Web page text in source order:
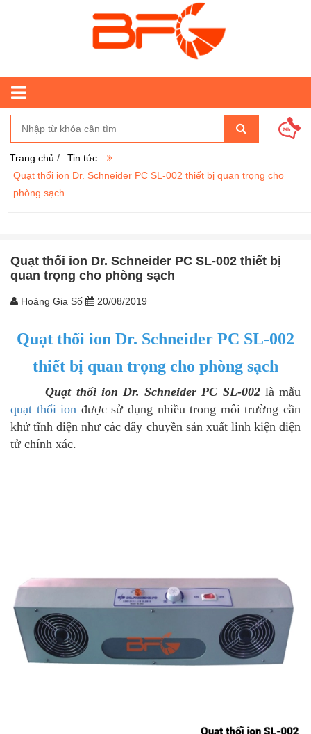
Trang chủ /
Tin tức
Quạt thổi ion Dr. Schneider PC SL-002 thiết bị quan trọng cho
phòng sạch
Quạt thổi ion Dr. Schneider PC SL-002 thiết bị
quan trọng cho phòng sạch
Hoàng Gia Số 20/08/2019
Quạt thổi ion Dr. Schneider PC SL-002
thiết bị quan trọng cho phòng sạch
Quạt thổi ion Dr. Schneider PC SL-002là mẫu
quạt thổi ion được sử dụng nhiều trong môi trường cần
khử tĩnh điện như các dây chuyền sản xuất linh kiện điện
tử chính xác.